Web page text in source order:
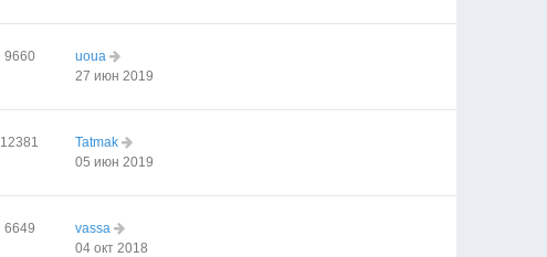
9660
uoua
27 июн 2019
12381
Tatmak
05 июн 2019
6649
vassa
04 окт 2018